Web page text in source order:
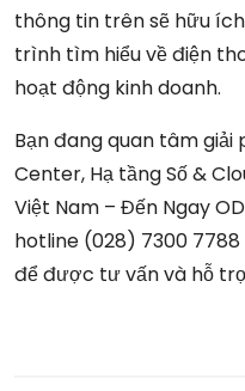
thông tin trên sẽ hữu
trình tìm hiểu về điện
hoạt động kinh doanh.
Bạn đang quan tâm
Center, Hạ tầng Số &
Việt Nam – Đến Ngay
hotline (028) 7300
để được tư vấn và hỗ